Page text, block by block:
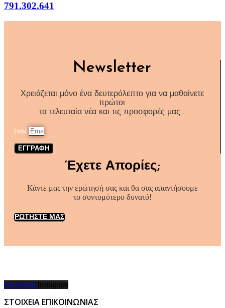
791.302.641
Newsletter
Χρειάζεται μόνο ένα δευτερόλεπτο για να μαθαίνετε
πρώτοι
τα τελευταία νέα και τις προσφορές μας…
Email
ΕΓΓΡΑΦΗ
Έχετε Απορίες;
Κάντε μας την ερώτησή σας και θα σας απαντήσουμε
το συντομότερο δυνατό!
ΡΩΤΗΣΤΕ ΜΑΣ
Facebook Instagram
ΣΤΟΙΧΕΙΑ ΕΠΙΚΟΙΝΩΝΙΑΣ